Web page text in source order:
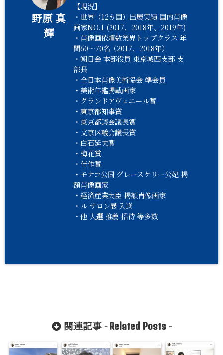
野原 真
輝
【現況】
・世界（12カ国）出展実績 国内肖像
画家NO.1 (2017、2018年、2019年)
・肖像画依頼数業界トップクラス 年
間60〜70名（2017、2018年）
・朔日会 本部役員 東京城西支部 支
部長
・全日本肖像美術協会 準会員
・美術年鑑掲載画家
・グランドアヴェニール賞
・東京都知事賞
・東京都議会議長賞
・文京区議会議長賞
・白石延夫賞
・梅花賞
・佳作賞
・モナコ公国 グレースケリー公妃 掲
額肖像画家
・経済産業大臣 掲額肖像画家
・ル サロン展 入選
・他 入選 推薦 招待 等多数
関連記事 - Related Posts-